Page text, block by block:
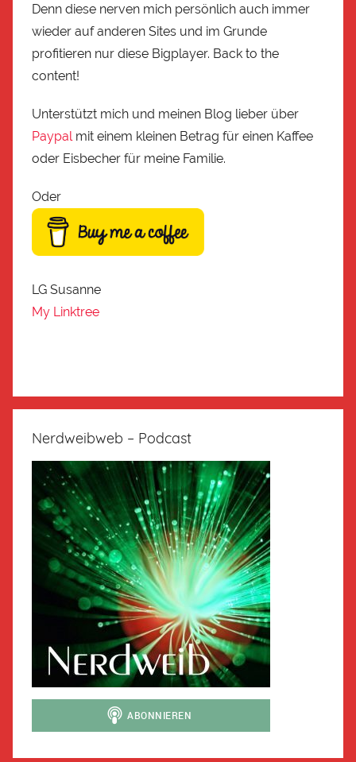
Denn diese nerven mich persönlich auch immer
wieder auf anderen Sites und im Grunde
profitieren nur diese Bigplayer. Back to the
content!
Unterstützt mich und meinen Blog lieber über
Paypalmit einem kleinen Betrag für einen Kaffee
oder Eisbecher für meine Familie.
Oder
LG Susanne
My Linktree
Nerdweibweb – Podcast